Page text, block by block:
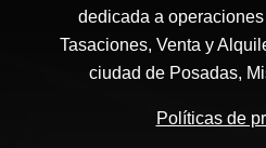
dedicada a
Tasaciones, Venta y
ciudad de Posadas,
Políticas de